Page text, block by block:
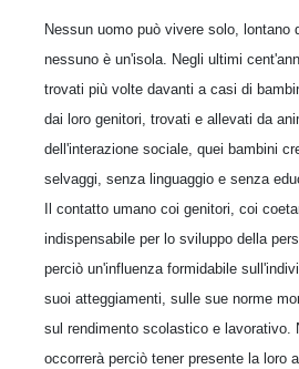
Nessun uomo può vivere solo, lontano
nessuno è un'isola. Negli ultimi
trovati più volte davanti a casi di
dai loro genitori, trovati e allevati da
dell'interazione sociale, quei bambini
selvaggi, senza linguaggio e senza
Il contatto umano coi genitori, coi
indispensabile per lo sviluppo della
perciò un'influenza formidabile
suoi atteggiamenti, sulle sue norme
sul rendimento scolastico e lavorativo.
occorrerà perciò tener presente la loro